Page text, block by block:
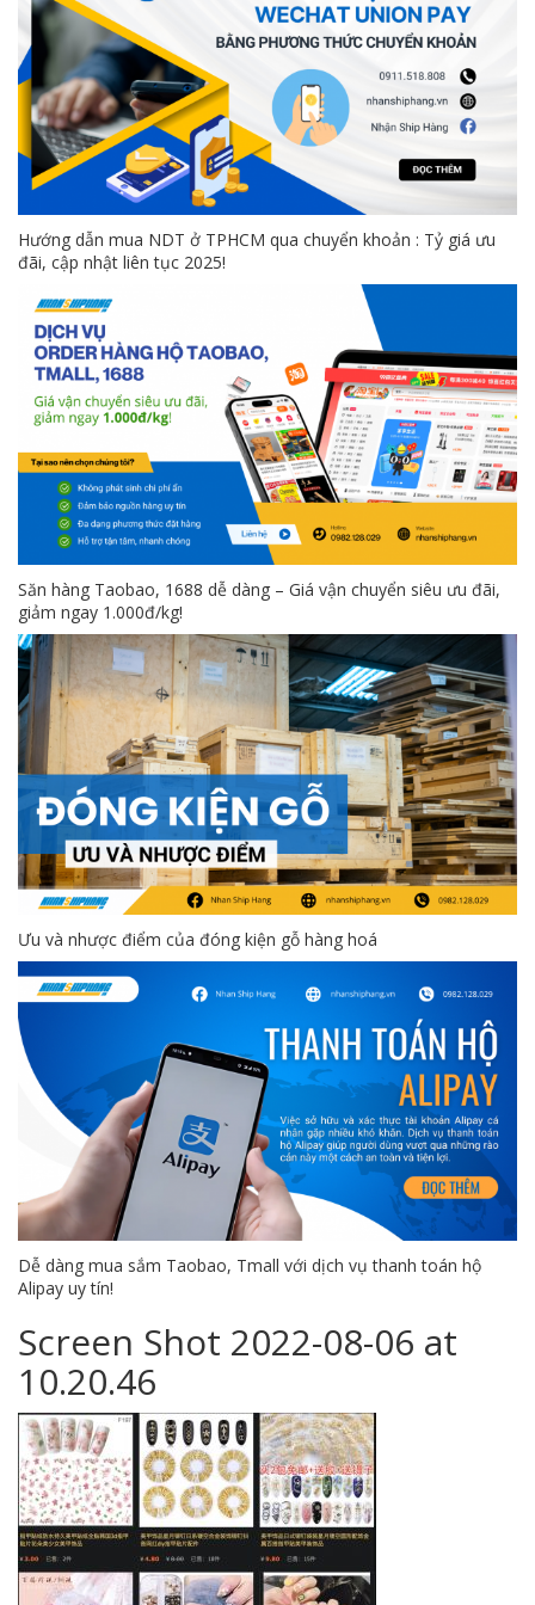
Hướng dẫn mua NDT ở TPHCM qua chuyển khoản : Tỷ giá ưu
đãi, cập nhật liên tục 2025!
Săn hàng Taobao, 1688 dễ dàng – Giá vận chuyển siêu ưu đãi,
giảm ngay 1.000đ/kg!
Ưu và nhược điểm của đóng kiện gỗ hàng hoá
Dễ dàng mua sắm Taobao, Tmall với dịch vụ thanh toán hộ
Alipay uy tín!
Screen Shot 2022-08-06 at
10.20.46